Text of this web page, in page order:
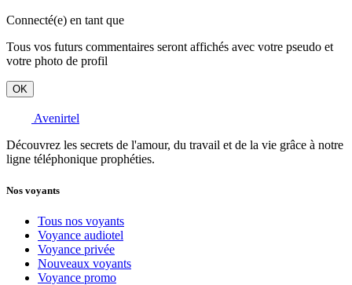
Connecté(e) en tant que
Tous vos futurs commentaires seront affichés avec votre pseudo et
votre photo de profil
OK
Avenirtel
Découvrez les secrets de l'amour, du travail et de la vie grâce à notre
ligne téléphonique prophéties.
Nos voyants
Tous nos voyants
Voyance audiotel
Voyance privée
Nouveaux voyants
Voyance promo